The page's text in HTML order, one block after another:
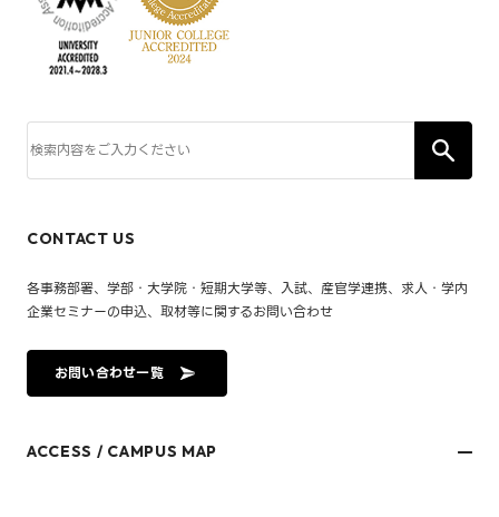
CONTACT US
各事務部署、学部・大学院・短期大学等、入試、産官学連携、求人・学内
企業セミナーの申込、取材等に関するお問い合わせ
お問い合わせ一覧
ACCESS / CAMPUS MAP